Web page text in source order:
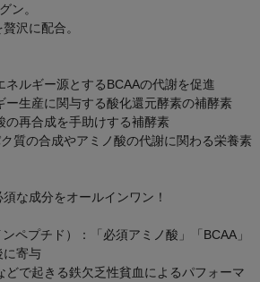
ン。
沢に配合。
ネルギー源とするBCAAの代謝を促進
ー生産に関与する酸化還元酵素の補酵素
の再合成を手助けする補酵素
質の合成やアミノ酸の代謝に関わる栄養素
な成分をオールインワン！
ペプチド）：「必須アミノ酸」「BCAA」
に寄与
どで起きる鉄欠乏性貧血によるパフォーマ